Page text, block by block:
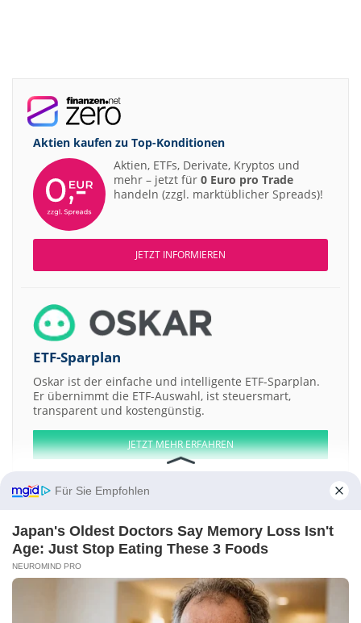
Aktien kaufen zu Top-Konditionen
Aktien, ETFs, Derivate, Kryptos und
mehr – jetzt für 0 Euro pro Trade
handeln (zzgl. marktüblicher Spreads)!
JETZT INFORMIEREN
ETF-Sparplan
Oskar ist der einfache und intelligente ETF-Sparplan.
Er übernimmt die ETF-Auswahl, ist steuersmart,
transparent und kostengünstig.
JETZT MEHR ERFAHREN
Aktien ATX DAX EuroStoxx 50 Dow Jones NASDAQ 100 Nikkei 225
S&P 500
Weitere Aktien:
CS Loxinfo Winner Medical Group Naina Capital
Quantum International
Für Sie Empfohlen
Japan's Oldest Doctors Say Memory Loss Isn't
Age: Just Stop Eating These 3 Foods
NEUROMIND PRO